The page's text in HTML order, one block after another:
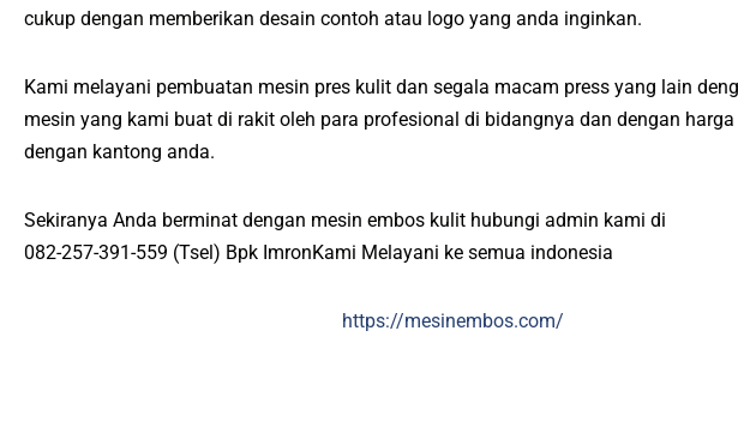
cukup dengan memberikan desain contoh atau logo yang anda inginkan.
Kami melayani pembuatan mesin pres kulit dan segala macam press yang lain
mesin yang kami buat di rakit oleh para profesional di bidangnya dan dengan
dengan kantong anda.
Sekiranya Anda berminat dengan mesin embos kulit hubungi admin kami di
082-257-391-559 (Tsel) Bpk ImronKami Melayani ke semua indonesia
https://mesinembos.com/